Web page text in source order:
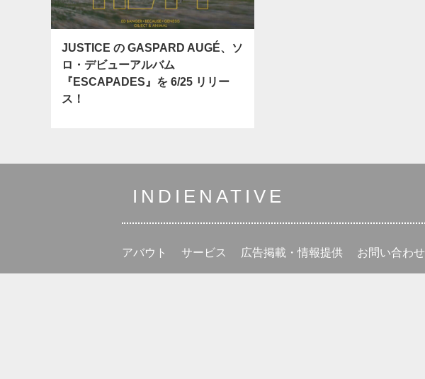
JUSTICE の GASPARD AUGÉ、ソ
ロ・デビューアルバム
『ESCAPADES』を 6/25 リリー
ス！
INDIENATIVE
アバウト サービス 広告掲載・情報提供 お問い合わせ